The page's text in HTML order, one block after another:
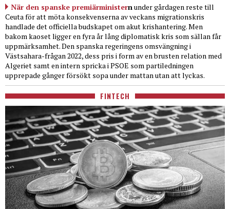
När den spanske premiärministernunder gårdagen reste till
Ceuta för att möta konsekvenserna av veckans migrationskris
handlade det officiella budskapet om akut krishantering. Men
bakom kaoset ligger en fyra år lång diplomatisk kris som sällan får
uppmärksamhet. Den spanska regeringens omsvängning i
Västsahara-frågan 2022, dess pris i form av en brusten relation med
Algeriet samt en intern spricka i PSOE som partiledningen
upprepade gånger försökt sopa under mattan utan att lyckas.
FINTECH